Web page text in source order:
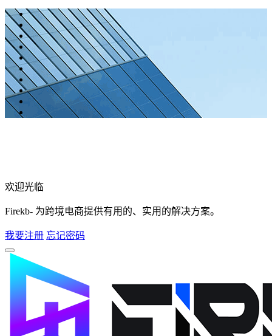
欢迎光临
Firekb- 为跨境电商提供有用的、实用的解决方案。
我要注册 忘记密码